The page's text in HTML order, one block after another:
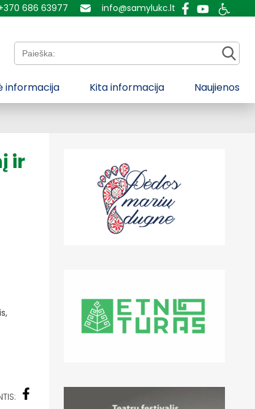
686 63977 info@samylukc.lt
Paieška:
informacija Kita informacija Naujienos
ir